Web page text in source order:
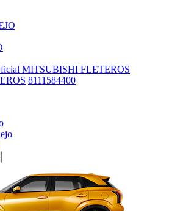
MITSUBISHI FLETEROS
8111584400